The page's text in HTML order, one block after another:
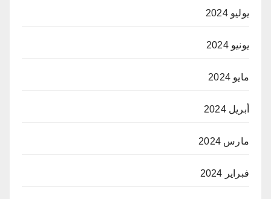
يوليو 2024
يونيو 2024
مايو 2024
أبريل 2024
مارس 2024
فبراير 2024